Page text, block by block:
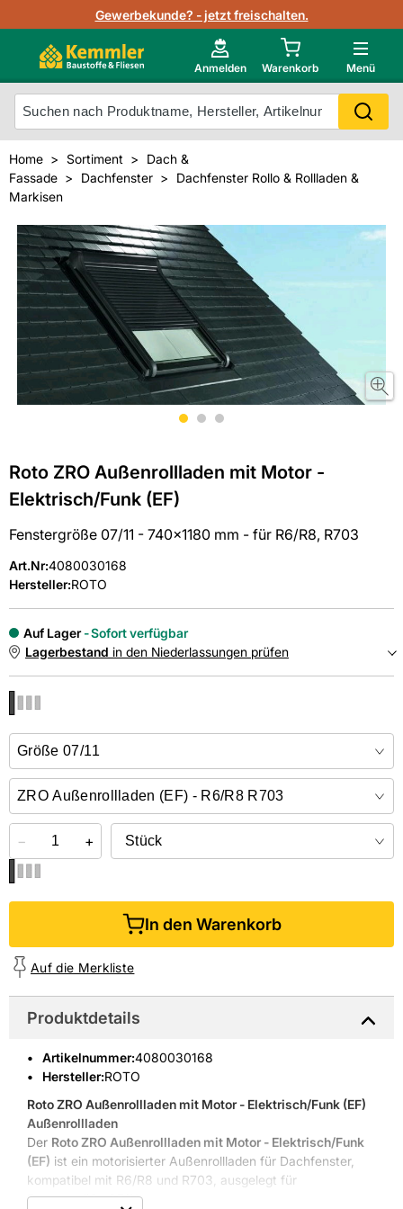
Gewerbekunde? - jetzt freischalten.
Anmelden Warenkorb Menü
Lagerbestand in Echtzeit
Nutzerverwaltung
Photovoltaik Konfigurator
Projektlisten
Technische Daten & Merkblätter
Videos
Neu im Onlineshop?
Mein Konto
Meistverkaufte Produkte
Kunden kauften auch
Unsere Kemmler-Marke
Home Sortiment
Dach &
Fassade
Dachfenster
Dachfenster Rollo & Rollladen &
Markisen
Roto ZRO Außenrollladen mit Motor -
Elektrisch/Funk (EF)
Fenstergröße 07/11 - 740x1180 mm - für R6/R8, R703
Art.Nr:4080030168
Hersteller:ROTO
Auf Lager
Sofort verfügbar
Lagerbestand in den Niederlassungen prüfen
Online kaufen &
− +
In den Warenkorb
Auf die Merkliste
Produktdetails
Artikelnummer:4080030168
Hersteller:ROTO
Roto ZRO Außenrollladen mit Motor - Elektrisch/Funk (EF)
Außenrollladen
Der Roto ZRO Außenrollladen mit Motor - Elektrisch/Funk
(EF) ist ein motorisierter Außenrollladen für Dachfenster,
kompatibel mit R6/R8 und R703, ausgelegt für
Fenstergröße 07/11.